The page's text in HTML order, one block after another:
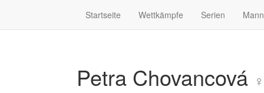
Startseite Wettkämpfe Serien
Petra Chovancová ♀